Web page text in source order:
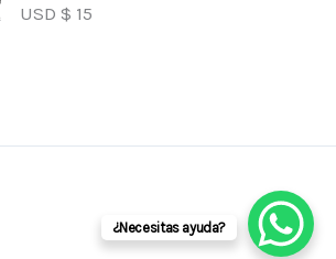
USD $ 15
¿Necesitas ayuda?